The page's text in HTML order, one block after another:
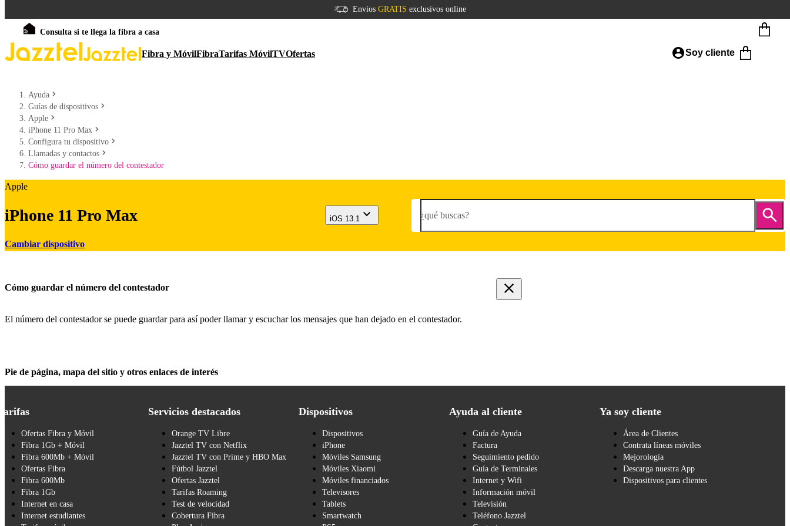
Envíos GRATIS exclusivos online
Consulta si te llega la fibra a casa
Fibra y MóvilFibraTarifas MóvilTVOfertas Soy cliente
Ayuda
Guías de dispositivos
Apple
iPhone 11 Pro Max
Configura tu dispositivo
Llamadas y contactos
Cómo guardar el número del contestador
Apple
iPhone 11 Pro Max
Cambiar dispositivo
iOS 13.1 ¿qué buscas?
Cómo guardar el número del contestador
El número del contestador se puede guardar para así poder llamar y escuchar los mensajes que han dejado en el contestador.
Pie de página, mapa del sitio y otros enlaces de interés
Ofertas Fibra y Móvil
Fibra 1Gb + Móvil
Fibra 600Mb + Móvil
Ofertas Fibra
Fibra 600Mb
Fibra 1Gb
Internet en casa
Internet estudiantes
Servicios destacados
Orange TV Libre
Jazztel TV con Netflix
Jazztel TV con Prime y HBO Max
Fútbol Jazztel
Ofertas Jazztel
Tarifas Roaming
Test de velocidad
Cobertura Fibra
Dispositivos
Dispositivos
iPhone
Móviles Samsung
Móviles Xiaomi
Móviles financiados
Televisores
Tablets
Smartwatch
Ayuda al cliente
Guía de Ayuda
Factura
Seguimiento pedido
Guía de Terminales
Internet y Wifi
Información móvil
Televisión
Teléfono Jazztel
Ya soy cliente
Área de Clientes
Contrata líneas móviles
Mejorología
Descarga nuestra App
Dispositivos para clientes